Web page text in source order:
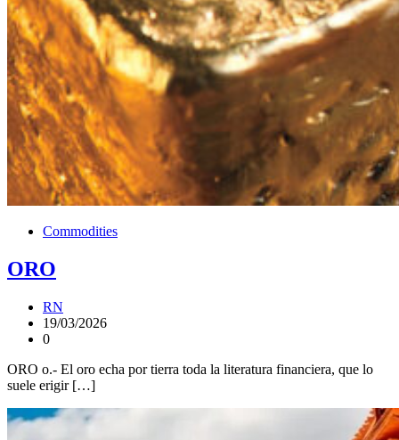
Commodities
ORO
RN
19/03/2026
0
ORO o.- El oro echa por tierra toda la literatura financiera, que lo
suele erigir […]